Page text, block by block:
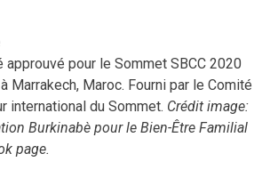
approuvé pour le Sommet SBCC 2020
Marrakech, Maroc. Fourni par le Comité
international du Sommet. Crédit image:
Burkinabè pour le Bien-Être Familial
page.